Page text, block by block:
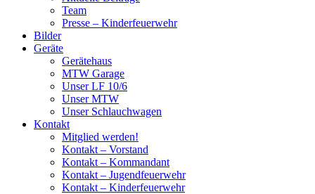
Team
Presse – Kinderfeuerwehr
Bilder
Geräte
Gerätehaus
MTW Garage
Unser LF 10/6
Unser MTW
Unser Schlauchwagen
Kontakt
Mitglied werden!
Kontakt – Vorstand
Kontakt – Kommandant
Kontakt – Jugendfeuerwehr
Kontakt – Kinderfeuerwehr